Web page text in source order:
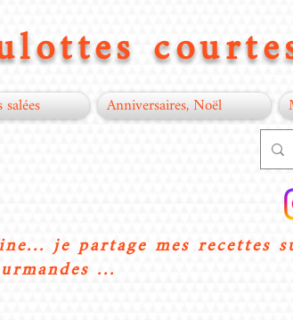
Anniversaires, Noël
je partage mes recettes
...